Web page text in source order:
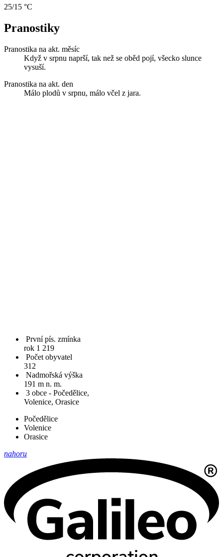
25/15 °C
Pranostiky
Pranostika na akt. měsíc
Když v srpnu naprší, tak než se oběd pojí, všecko slunce
vysuší.
Pranostika na akt. den
Málo plodů v srpnu, málo včel z jara.
První pís. zmínka
rok 1 219
Počet obyvatel
312
Nadmořská výška
191 m n. m.
3 obce - Počedělice,
Volenice, Orasice
Počedělice
Volenice
Orasice
nahoru